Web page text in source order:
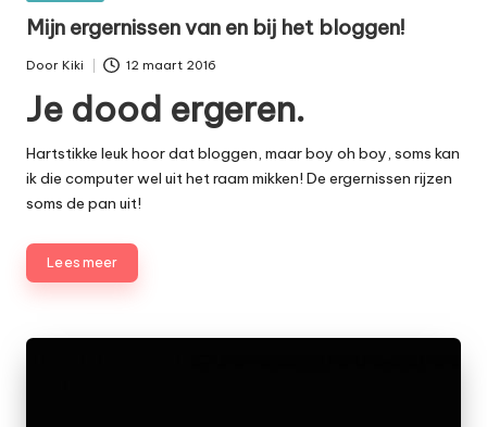
Mijn ergernissen van en bij het bloggen!
door
Door Kiki 12 maart 2016
Je dood ergeren.
Hartstikke leuk hoor datbloggen, maar boy oh boy, soms kan
ik die computer wel uit het raam mikken! De ergernissen rijzen
soms de pan uit!
Lees meer